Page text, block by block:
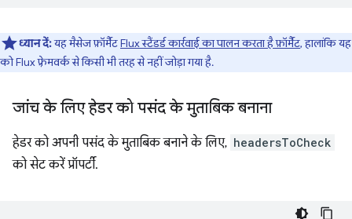
ध्यान दें:यह मैसेज फ़ॉर्मैटFlux स्टैंडर्ड कार्रवाई का पालन करता है फ़ॉर्मैट, हालांकि यह
को Flux फ़्रेमवर्क से किसी भी तरह से नहीं जोड़ा गया है.
जांच के लिए हेडर को पसंद के मुताबिक बनाना
हेडर को अपनी पसंद के मुताबिक बनाने के लिए, headersToCheck
को सेट करें प्रॉपर्टी.